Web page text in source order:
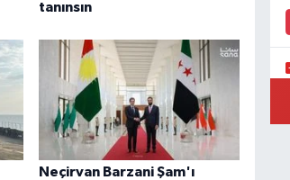
tanınsın
Neçirvan Barzani Şam'ı